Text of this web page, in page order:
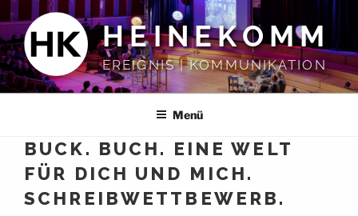
Inhalt
springen
HEINEKOMM
EREIGNIS | KOMMUNIKATION
Menü
BUCK. BUCH. EINE WELT
FÜR DICH UND MICH.
SCHREIBWETTBEWERB.